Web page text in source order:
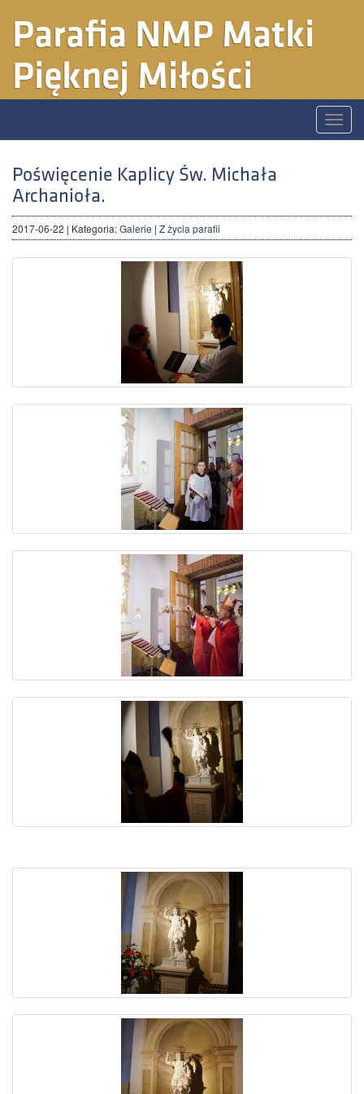
Parafia NMP Matki
Pięknej Miłości
Toggle
Poświęcenie Kaplicy Św. Michała
Archanioła.
2017-06-22 | Kategoria:Galerie | Z życia parafii